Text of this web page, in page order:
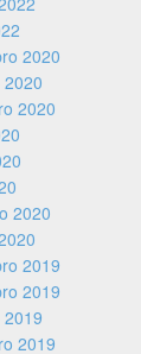
2020
2020
2020
2019
2019
2019